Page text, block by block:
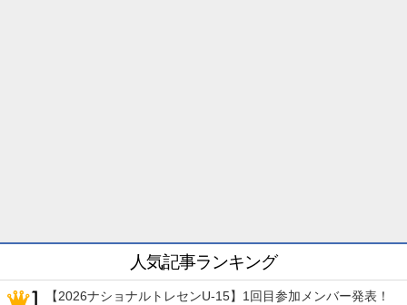
人気記事ランキング
【2026ナショナルトレセンU-15】1回目参加メンバー発表！